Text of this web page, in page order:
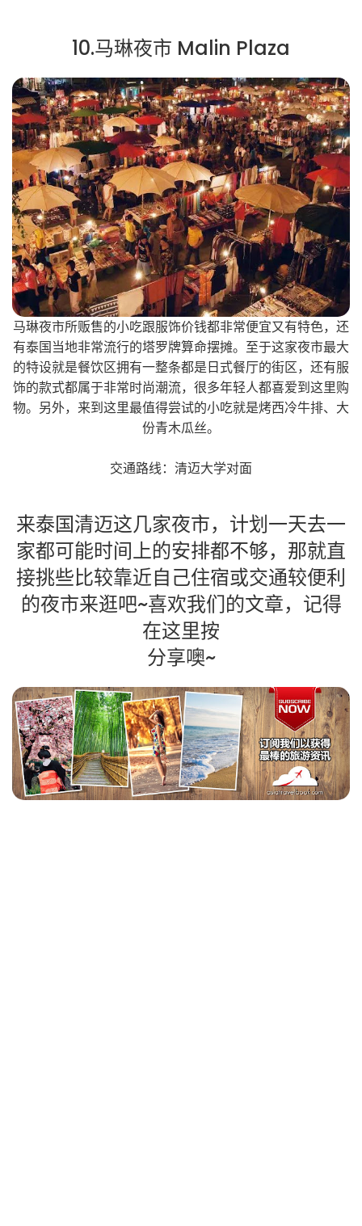
10.马琳夜市 Malin Plaza
马琳夜市所贩售的小吃跟服饰价钱都非常便宜又有特色，还
有泰国当地非常流行的塔罗牌算命摆摊。至于这家夜市最大
的特设就是餐饮区拥有一整条都是日式餐厅的街区，还有服
饰的款式都属于非常时尚潮流，很多年轻人都喜爱到这里购
物。另外，来到这里最值得尝试的小吃就是烤西冷牛排、大
份青木瓜丝。
交通路线：清迈大学对面
来泰国清迈这几家夜市，计划一天去一
家都可能时间上的安排都不够，那就直
接挑些比较靠近自己住宿或交通较便利
的夜市来逛吧~喜欢我们的文章，记得
在这里按
分享噢~